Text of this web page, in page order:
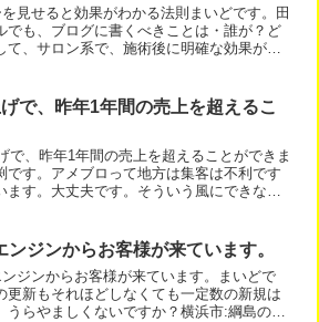
見せると効果がわかる法則まいどです。田
でも、ブログに書くべきことは・誰が？ど
て、サロン系で、施術後に明確な効果があ
で、昨年1年間の売上を超えるこ
、昨年1年間の売上を超えることができま
です。アメブロって地方は集客は不利です
ます。大丈夫です。そういう風にできない
ジンからお客様が来ています。
ジンからお客様が来ています。まいどで
更新もそれほどしなくても一定数の新規は
うらやましくないですか？横浜市:綱島の加